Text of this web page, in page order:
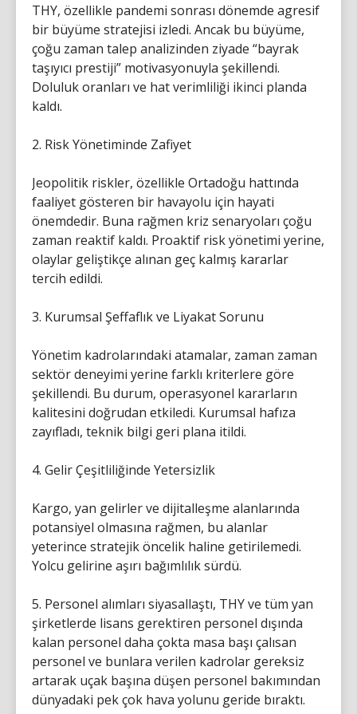
THY, özellikle pandemi sonrası dönemde agresif
bir büyüme stratejisi izledi. Ancak bu büyüme,
çoğu zaman talep analizinden ziyade “bayrak
taşıyıcı prestiji” motivasyonuyla şekillendi.
Doluluk oranları ve hat verimliliği ikinci planda
kaldı.
2. Risk Yönetiminde Zafiyet
Jeopolitik riskler, özellikle Ortadoğu hattında
faaliyet gösteren bir havayolu için hayati
önemdedir. Buna rağmen kriz senaryoları çoğu
zaman reaktif kaldı. Proaktif risk yönetimi yerine,
olaylar geliştikçe alınan geç kalmış kararlar
tercih edildi.
3. Kurumsal Şeffaflık ve Liyakat Sorunu
Yönetim kadrolarındaki atamalar, zaman zaman
sektör deneyimi yerine farklı kriterlere göre
şekillendi. Bu durum, operasyonel kararların
kalitesini doğrudan etkiledi. Kurumsal hafıza
zayıfladı, teknik bilgi geri plana itildi.
4. Gelir Çeşitliliğinde Yetersizlik
Kargo, yan gelirler ve dijitalleşme alanlarında
potansiyel olmasına rağmen, bu alanlar
yeterince stratejik öncelik haline getirilemedi.
Yolcu gelirine aşırı bağımlılık sürdü.
5. Personel alımları siyasallaştı, THY ve tüm yan
şirketlerde lisans gerektiren personel dışında
kalan personel daha çokta masa başı çalısan
personel ve bunlara verilen kadrolar gereksiz
artarak uçak başına düşen personel bakımından
dünyadaki pek çok hava yolunu geride bıraktı.